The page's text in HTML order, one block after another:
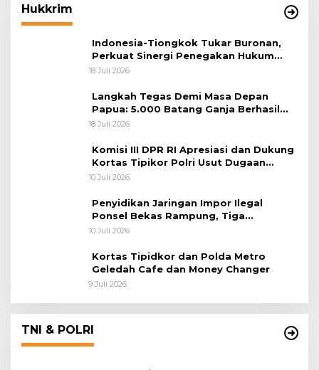
Hukkrim
Indonesia-Tiongkok Tukar Buronan,
Perkuat Sinergi Penegakan Hukum
Lintas Negara
18 Juli 2026
Langkah Tegas Demi Masa Depan
Papua: 5.000 Batang Ganja Berhasil
Diungkap Koops TNI Habema
18 Juli 2026
Komisi III DPR RI Apresiasi dan Dukung
Kortas Tipikor Polri Usut Dugaan
Korupsi Batu Bara
10 Juli 2026
Penyidikan Jaringan Impor Ilegal
Ponsel Bekas Rampung, Tiga
Tersangka Sudah P-21 dan Satu Buron
10 Juli 2026
Kortas Tipidkor dan Polda Metro
Geledah Cafe dan Money Changer
9 Juli 2026
TNI & POLRI